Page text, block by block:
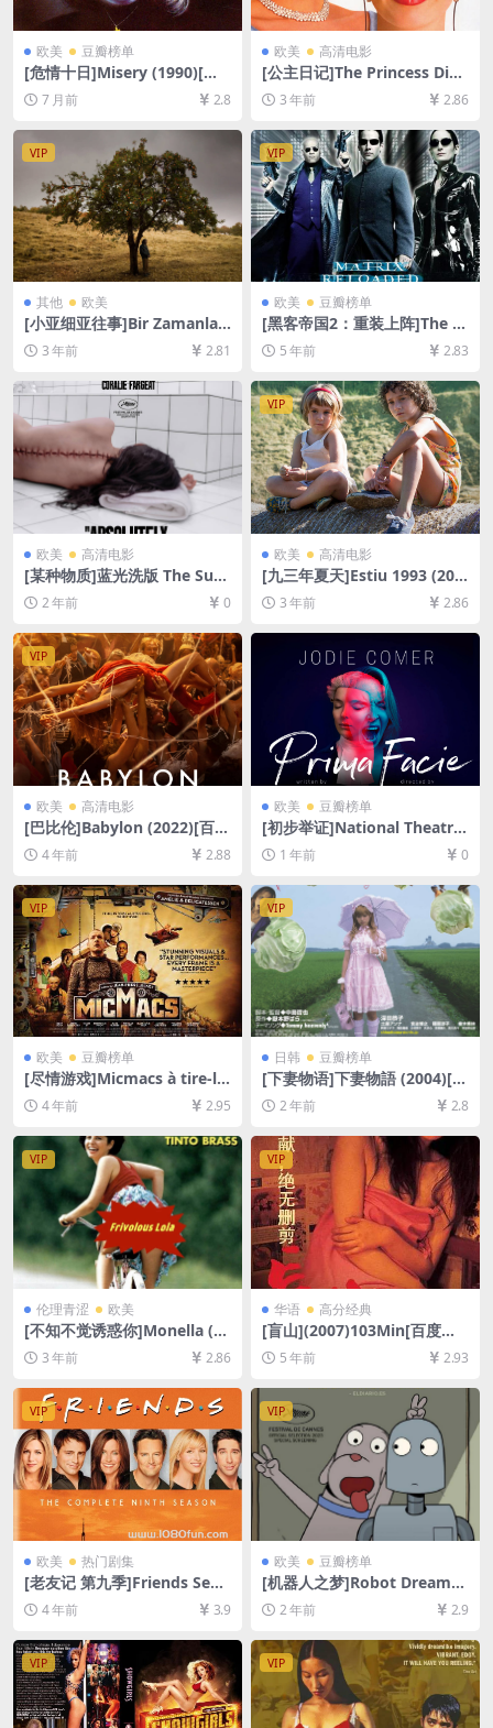
欧美 豆瓣榜单
[危情十日]Misery (1990)[百
度网盘+夸克网盘1080P超清
未删减资源][网盘在线播放/下
7 月前 2.8
欧美 高清电影
[公主日记]The Princess Diari
es (2001)[百度网盘+迅雷云盘
资源1080P超清未删减][MP4/
3 年前 2.86
VIP
其他 欧美
[小亚细亚往事]Bir Zamanlar
Anadolu’da (2011)[百度网盘
+夸克网盘1080P超清未删减
资源][网盘在线播放/下载][MP
4/10GB][中文字幕]
3 年前 2.81
VIP
欧美 豆瓣榜单
[黑客帝国2：重装上阵]The M
atrix Reloaded (2003)[百度
网盘+迅雷云盘资源1080P超
清未删减][MP4/9.0GB][中英
字幕]
5 年前 2.83
欧美 高清电影
[某种物质]蓝光洗版 The Subs
tance (2024)[百度网盘+夸克
网盘1080P超清未删减资源]
[网盘在线播放/下载][MP4/12
GB][中英字幕]
2 年前 0
VIP
欧美 高清电影
[九三年夏天]Estiu 1993 (201
7)[百度网盘+夸克网盘1080P
超清未删减资源][网盘在线播
放/下载][MP4/6.4GB][中文字
3 年前 2.86
VIP
欧美 高清电影
[巴比伦]Babylon (2022)[百度
网盘+迅雷云盘资源1080P超
清未删减][MP4/11GB][中英
4 年前 2.88
欧美 豆瓣榜单
[初步举证]National Theatre
Live: Prima Facie (2022)[百
度网盘+夸克网盘1080P超清
载][MP4/3.7GB][中英字幕]
1 年前 0
VIP
欧美 豆瓣榜单
[尽情游戏]Micmacs à tire-la
rigot (2009)[百度网盘+迅雷
云盘资源1080P超清未删减]
[MP4/6.7GB][中英字幕]
4 年前 2.95
VIP
日韩 豆瓣榜单
[下妻物语]下妻物語 (2004)[百
度网盘+夸克网盘1080P超清
未删减资源][网盘在线播放/下
载][MP4/6.5GB][中文字幕]
2 年前 2.8
VIP
伦理青涩 欧美
[不知不觉诱惑你]Monella (19
98)[百度网盘+夸克网盘资源1
080P超清未删减][MP4/6.24G
B][中文字幕]【手机/平板无法
在线播放，请使用电脑下载防
和谐压缩包（含解压密码）】
3 年前 2.86
VIP
华语 高分经典
[盲山](2007)103Min[百度网
盘+迅雷云盘资源未删减1080
P高清][MP4/5.2GB][中文字
幕]
5 年前 2.93
VIP
欧美 热门剧集
[老友记 第九季]Friends Seas
on 9 (2002)[百度网盘+夸克网
盘资源1080P超清未删减][MP
4 年前 3.9
VIP
欧美 豆瓣榜单
[机器人之梦]Robot Dreams
(2023)[百度网盘+夸克网盘10
80P超清未删减资源][网盘在
效中字]
2 年前 2.9
VIP VIP